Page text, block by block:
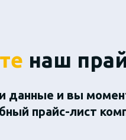
наш
данные и вы
прайс-лист